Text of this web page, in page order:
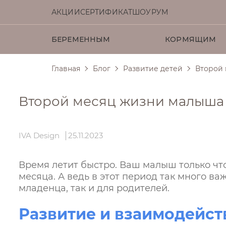
АКЦИИСЕРТИФИКАТШОУРУМ
БЕРЕМЕННЫМ
Брюки
Шорты
Кардиганы
КОРМЯЩИМ
Брюки
Шорты
Джемперы
Брюки
Шорты
Джемперы
Для
Главная Блог Развитие детей Второй
Второй месяц жизни малыша
IVA Design 25.11.2023
Время летит быстро. Ваш малыш только
месяца. А ведь в этот период так много
младенца, так и для родителей.
Развитие и